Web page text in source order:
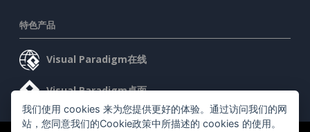
特色产品
Visual Paradigm在线
Visual Paradigm桌面
我们使用 cookies 来为您提供更好的体验。通过访问我们的网
站，您同意我们的Cookie政策中所描述的 cookies 的使用。